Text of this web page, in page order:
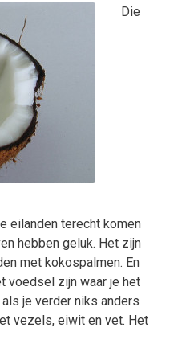
Die
eilanden terecht komen
hebben geluk. Het zijn
met kokospalmen. En
voedsel zijn waar je het
je verder niks anders
vezels, eiwit en vet. Het